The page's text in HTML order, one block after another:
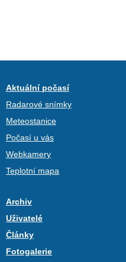
Aktuální počasí
Radarové snímky
Meteostanice
Počasí u vás
Webkamery
Teplotní mapa
Archiv
Uživatelé
Články
Fotogalerie